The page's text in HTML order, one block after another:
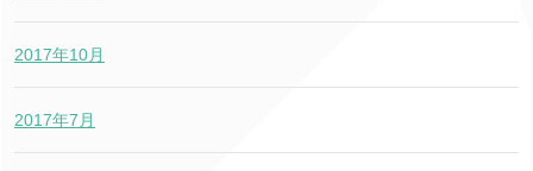
2017年10月
2017年7月